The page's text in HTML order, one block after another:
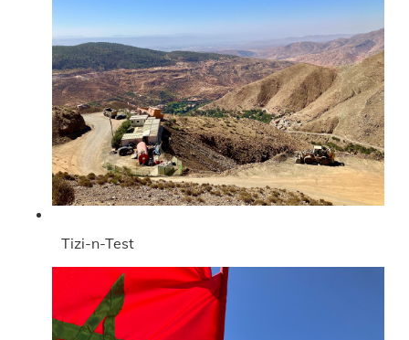
Tizi-n-Test